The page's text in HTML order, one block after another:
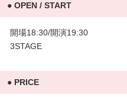
OPEN / START
開場18:30/開演19:30
3STAGE
PRICE